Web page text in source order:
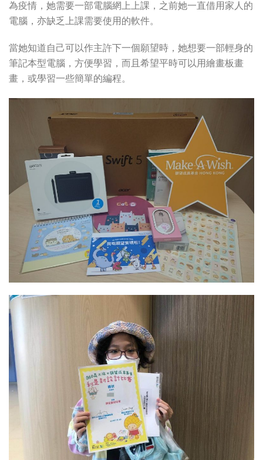
為疫情，她需要一部電腦網上上課，之前她一直借用家人的
電腦，亦缺乏上課需要使用的軟件。
當她知道自己可以作主許下一個願望時，她想要一部輕身的
筆記本型電腦，方便學習，而且希望平時可以用繪畫板畫
畫，或學習一些簡單的編程。